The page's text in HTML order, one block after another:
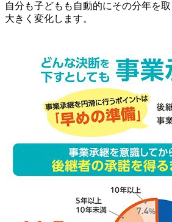
自分も子どもも自動的にその分年を
大きく変化します。